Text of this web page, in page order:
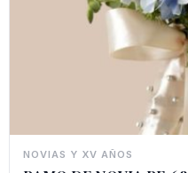
NOVIAS Y XV AÑOS